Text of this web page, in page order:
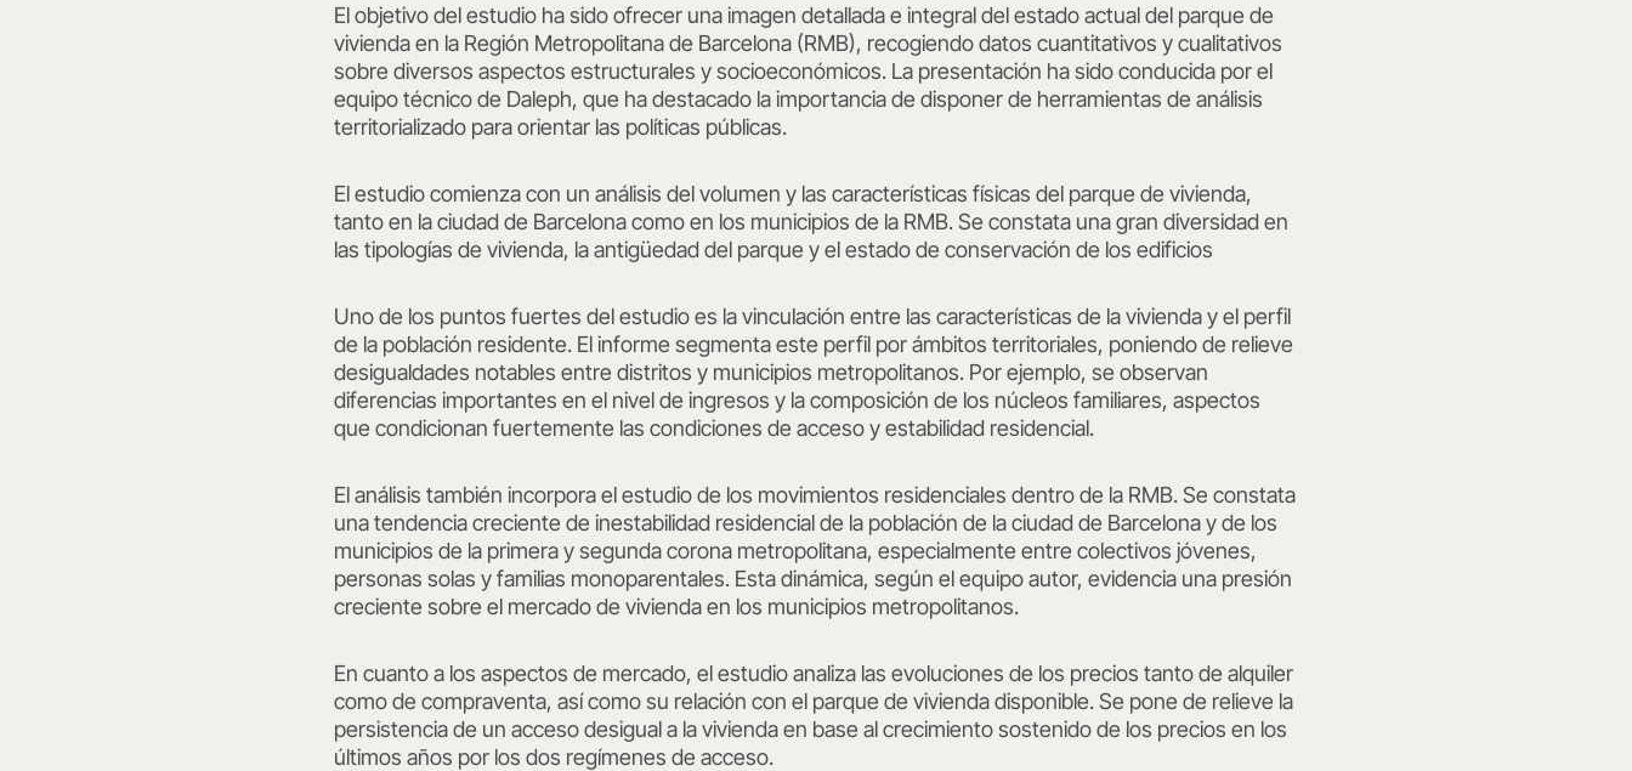
El objetivo del estudio ha sido ofrecer una imagen detallada e integral del estado actual del parque de
vivienda en la Región Metropolitana de Barcelona (RMB), recogiendo datos cuantitativos y cualitativos
sobre diversos aspectos estructurales y socioeconómicos. La presentación ha sido conducida por el
equipo técnico de Daleph, que ha destacado la importancia de disponer de herramientas de análisis
territorializado para orientar las políticas públicas.
El estudio comienza con un análisis del volumen y las características físicas del parque de vivienda,
tanto en la ciudad de Barcelona como en los municipios de la RMB. Se constata una gran diversidad en
las tipologías de vivienda, la antigüedad del parque y el estado de conservación de los edificios
Uno de los puntos fuertes del estudio es la vinculación entre las características de la vivienda y el perfil
de la población residente. El informe segmenta este perfil por ámbitos territoriales, poniendo de relieve
desigualdades notables entre distritos y municipios metropolitanos. Por ejemplo, se observan
diferencias importantes en el nivel de ingresos y la composición de los núcleos familiares, aspectos
que condicionan fuertemente las condiciones de acceso y estabilidad residencial.
El análisis también incorpora el estudio de los movimientos residenciales dentro de la RMB. Se constata
una tendencia creciente de inestabilidad residencial de la población de la ciudad de Barcelona y de los
municipios de la primera y segunda corona metropolitana, especialmente entre colectivos jóvenes,
personas solas y familias monoparentales. Esta dinámica, según el equipo autor, evidencia una presión
creciente sobre el mercado de vivienda en los municipios metropolitanos.
En cuanto a los aspectos de mercado, el estudio analiza las evoluciones de los precios tanto de alquiler
como de compraventa, así como su relación con el parque de vivienda disponible. Se pone de relieve la
persistencia de un acceso desigual a la vivienda en base al crecimiento sostenido de los precios en los
últimos años por los dos regímenes de acceso.